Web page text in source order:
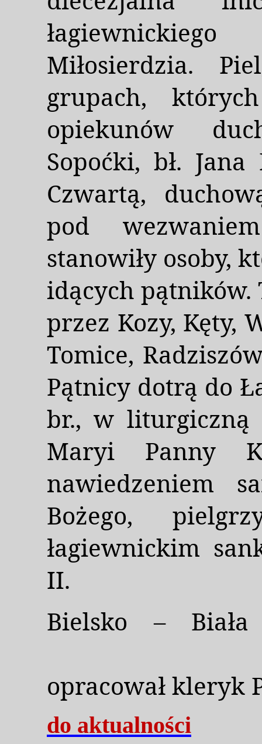
Miłosierdzia.
grupach,
opiekunów
Sopoćki, bł.
Czwartą,
pod
stanowiły osoby,
idących pątników.
przez Kozy, Kęty,
Tomice,
Pątnicy dotrą do
br., w liturgiczną
Maryi Panny
nawiedzeniem
Bożego,
łagiewnickim
II.
Bielsko – Biała
opracował kleryk
do aktualności